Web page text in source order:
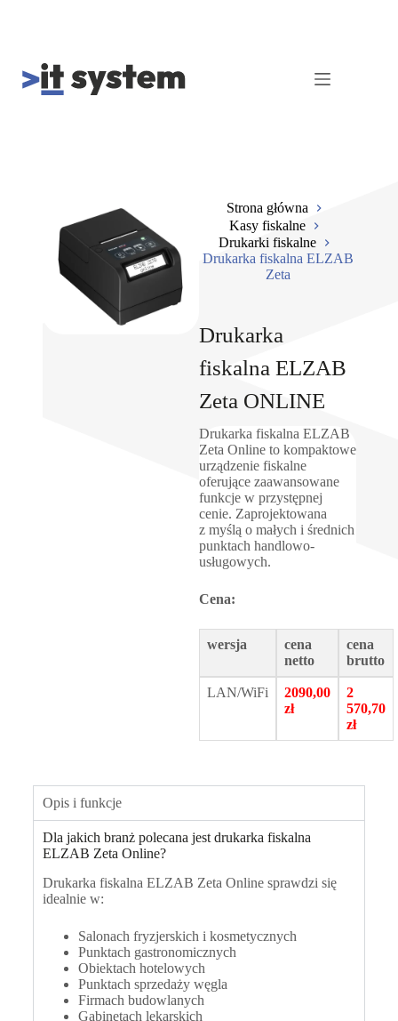
Strona główna
Kasy fiskalne
Drukarki fiskalne
Drukarka fiskalna ELZAB
Zeta
Drukarka
fiskalna ELZAB
Zeta ONLINE
Drukarka fiskalna ELZAB
Zeta Online to kompaktowe
urządzenie fiskalne
oferujące zaawansowane
funkcje w przystępnej
cenie. Zaprojektowana
z myślą o małych i średnich
punktach handlowo-
usługowych.
Cena:
wersja
cena
netto
cena
brutto
LAN/WiFi
2090,00
zł
2
570,70
zł
Opis i funkcje
Dla jakich branż polecana jest drukarka fiskalna
ELZAB Zeta Online?
Drukarka fiskalna ELZAB Zeta Online sprawdzi się
idealnie w:
Salonach fryzjerskich i kosmetycznych
Punktach gastronomicznych
Obiektach hotelowych
Punktach sprzedaży węgla
Firmach budowlanych
Gabinetach lekarskich